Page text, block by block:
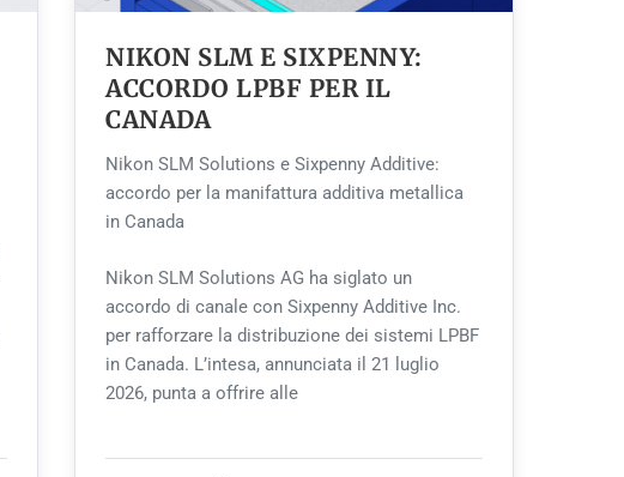
NIKON SLM E SIXPENNY:
ACCORDO LPBF PER IL
CANADA
Nikon SLM Solutions e Sixpenny Additive:
accordo per la manifattura additiva metallica
in Canada
Nikon SLM Solutions AG ha siglato un
accordo di canale con Sixpenny Additive Inc.
per rafforzare la distribuzione dei sistemi LPBF
in Canada. L’intesa, annunciata il 21 luglio
2026, punta a offrire alle